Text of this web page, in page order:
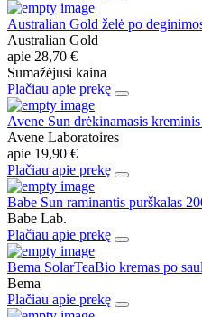
Australian Gold želė po
Australian Gold
apie 28,70 €
Sumažėjusi kaina
Plačiau apie prekę
Avene Sun drėkinamasis
Avene Laboratoires
apie 19,90 €
Plačiau apie prekę
Babe Sun raminantis purškalas
Babe Lab.
Plačiau apie prekę
Bema SolarTeaBio kremas po
Bema
Plačiau apie prekę